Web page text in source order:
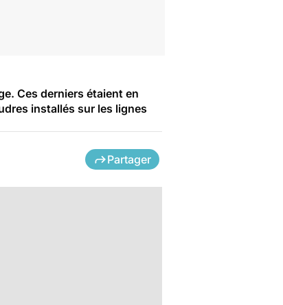
Ces derniers étaient en
installés sur les lignes
Partager